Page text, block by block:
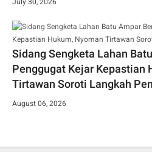
July 30, 2026
Sidang Sengketa Lahan
Penggugat Kejar Kepastian
Tirtawan Soroti Langkah
August 06, 2026